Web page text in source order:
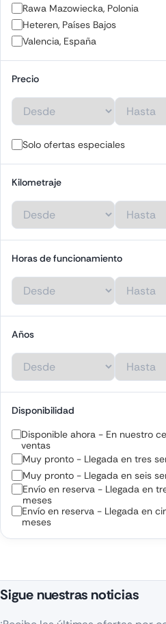
Rawa Mazowiecka, Polonia
Heteren, Países Bajos
Valencia, España
Precio
Solo ofertas especiales
Kilometraje
Horas de funcionamiento
Años
Disponibilidad
Disponible ahora - En nuestro
ventas
Muy pronto - Llegada en tres
Muy pronto - Llegada en seis
Envío en reserva - Llegada en
meses
Envío en reserva - Llegada en
meses
Sigue nuestras noticias